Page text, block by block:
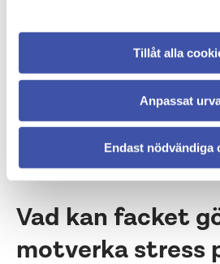
Tillåt alla
Anpassat
Endast nödvändiga
att förebygga ohälsa på
att chefen ska se till att
att arbetsmiljön är trygg och att
resurser.
Som anställd ska du alltid kunna
hjälp att prioritera dina
känner dig överbelastad är
Vad kan facket
motverka stress